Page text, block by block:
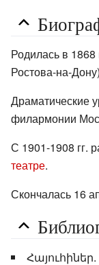
Родилась в
Ростова-на-
Драматические
филармонии
С 1901-1908 гг.
театре.
Скончалась 16